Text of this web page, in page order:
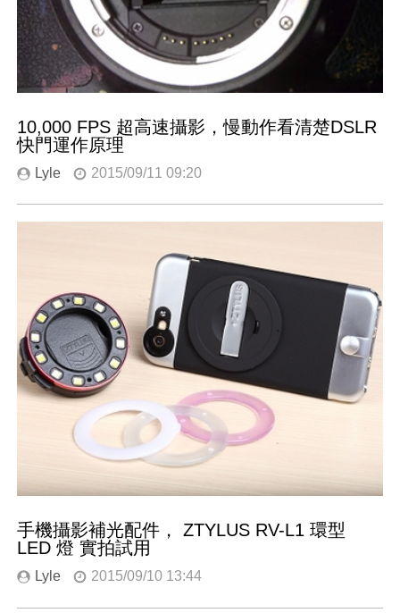
10,000 FPS 超高速攝影，慢動作看清楚DSLR
快門運作原理
Lyle 2015/09/11 09:20
手機攝影補光配件， ZTYLUS RV-L1 環型
LED 燈 實拍試用
Lyle 2015/09/10 13:44